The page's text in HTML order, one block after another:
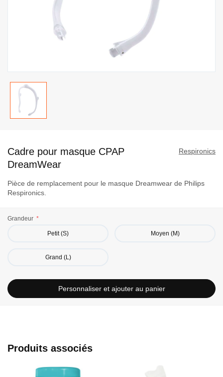
début
de
Galerie
d’images
Respironics
Cadre pour masque CPAP
DreamWear
Pièce de remplacement pour le masque Dreamwear de Philips
Respironics.
Grandeur
Petit (S) Moyen (M)
Grand (L)
Personnaliser et ajouter au panier
Produits associés